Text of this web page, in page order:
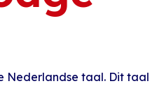
Nederlandse taal. Dit